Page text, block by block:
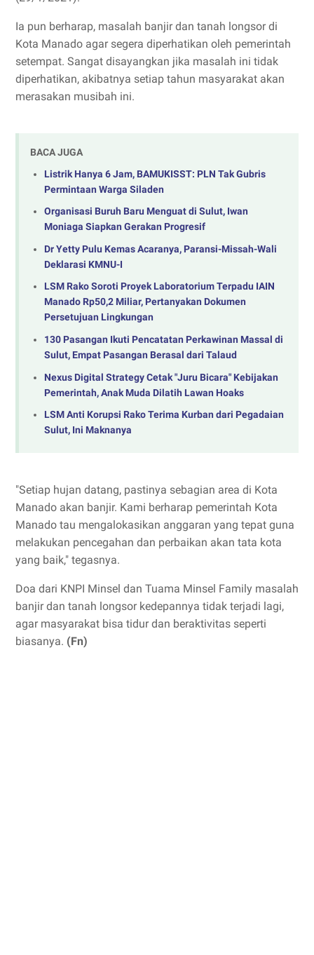
Ia pun berharap, masalah banjir dan tanah longsor di
Kota Manado agar segera diperhatikan oleh pemerintah
setempat. Sangat disayangkan jika masalah ini tidak
diperhatikan, akibatnya setiap tahun masyarakat akan
merasakan musibah ini.
BACA JUGA
Listrik Hanya 6 Jam, BAMUKISST: PLN Tak Gubris
Permintaan Warga Siladen
Organisasi Buruh Baru Menguat di Sulut, Iwan
Moniaga Siapkan Gerakan Progresif
Dr Yetty Pulu Kemas Acaranya, Paransi-Missah-Wali
Deklarasi KMNU-I
LSM Rako Soroti Proyek Laboratorium Terpadu IAIN
Manado Rp50,2 Miliar, Pertanyakan Dokumen
Persetujuan Lingkungan
130 Pasangan Ikuti Pencatatan Perkawinan Massal di
Sulut, Empat Pasangan Berasal dari Talaud
Nexus Digital Strategy Cetak "Juru Bicara" Kebijakan
Pemerintah, Anak Muda Dilatih Lawan Hoaks
LSM Anti Korupsi Rako Terima Kurban dari Pegadaian
Sulut, Ini Maknanya
"Setiap hujan datang, pastinya sebagian area di Kota
Manado akan banjir. Kami berharap pemerintah Kota
Manado tau mengalokasikan anggaran yang tepat guna
melakukan pencegahan dan perbaikan akan tata kota
yang baik," tegasnya.
Doa dari KNPI Minsel dan Tuama Minsel Family masalah
banjir dan tanah longsor kedepannya tidak terjadi lagi,
agar masyarakat bisa tidur dan beraktivitas seperti
biasanya. (Fn)